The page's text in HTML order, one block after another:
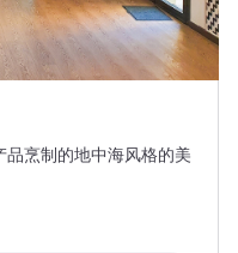
品烹制的地中海风格的美